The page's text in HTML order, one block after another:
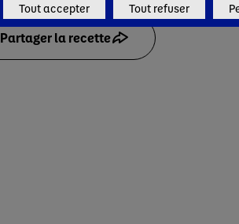
Partager la recette
Tout accepter Tout refuser